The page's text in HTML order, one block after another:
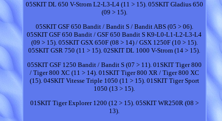
05SKIT DL 650 V-Strom L2-L3-L4 (11 > 15). 05SKIT Gladius 650
(09 > 15).
05SKIT GSF 650 Bandit / Bandit S / Bandit ABS (05 > 06).
05SKIT GSF 650 Bandit / GSF 650 Bandit S K9-L0-L1-L2-L3-L4
(09 > 15). 05SKIT GSX 650F (08 > 14) / GSX 1250F (10 > 15).
05SKIT GSR 750 (11 > 15). 02SKIT DL 1000 V-Strom (14 > 15).
05SKIT GSF 1250 Bandit / Bandit S (07 > 11). 01SKIT Tiger 800
/ Tiger 800 XC (11 > 14). 01SKIT Tiger 800 XR / Tiger 800 XC
(15). 04SKIT Vitesse Triple 1050 (11 > 15). 01SKIT Tiger Sport
1050 (13 > 15).
01SKIT Tiger Explorer 1200 (12 > 15). 05SKIT WR250R (08 >
13).